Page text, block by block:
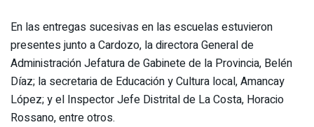
En las entregas sucesivas en las escuelas estuvieron
presentes junto a Cardozo, la directora General de
Administración Jefatura de Gabinete de la Provincia, Belén
Díaz; la secretaria de Educación y Cultura local, Amancay
López; y el Inspector Jefe Distrital de La Costa, Horacio
Rossano, entre otros.